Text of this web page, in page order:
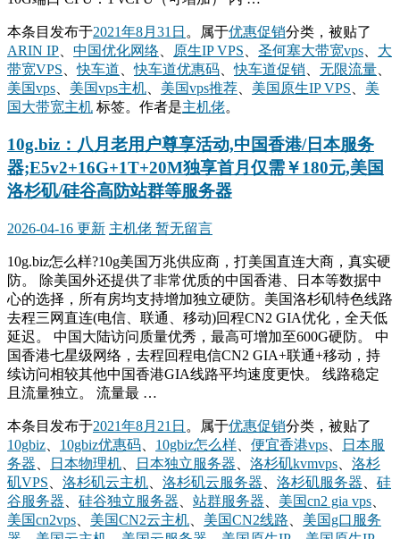
本条目发布于2021年8月31日 。属于优惠促销分类，被贴了
ARIN IP
中国优化网络 原生IP VPS 圣何塞大带宽vps
大
带宽VPS 、快车道 、快车道优惠码 、快车道促销 无限流量
美国vps
美国vps主机 美国vps推荐 美国原生IP VPS
美
国大带宽主机 标签。 作者是主机佬。
10g.biz：八月老用户尊享活动,中国香港/日本服务
器;E5v2+16G+1T+20M独享首月仅需￥180元,美国
洛杉矶/硅谷高防站群等服务器
2026-04-16 更新 主机佬 暂无留言
10g.biz怎么样?10g美国万兆供应商，打美国直连大商，真实硬
防。 除美国外还提供了非常优质的中国香港、日本等数据中
心的选择，所有房均支持增加独立硬防。美国洛杉矶特色线路
去程三网直连(电信、联通、移动)回程CN2 GIA优化，全天低
延迟。 中国大陆访问质量优秀，最高可增加至600G硬防。 中
国香港七星级网络，去程回程电信CN2 GIA+联通+移动，持
续访问相较其他中国香港GIA线路平均速度更快。 线路稳定
且流量独立。 流量最 …
本条目发布于2021年8月21日 。属于优惠促销分类，被贴了
10gbiz
10gbiz优惠码 10gbiz怎么样 便宜香港vps
日本服
务器
日本物理机 日本独立服务器 洛杉矶kvmvps
洛杉
矶VPS
洛杉矶云主机 洛杉矶云服务器 洛杉矶服务器
硅
谷服务器
硅谷独立服务器 站群服务器 美国cn2 gia vps
美国cn2vps
美国CN2云主机 美国CN2线路
美国g口服务